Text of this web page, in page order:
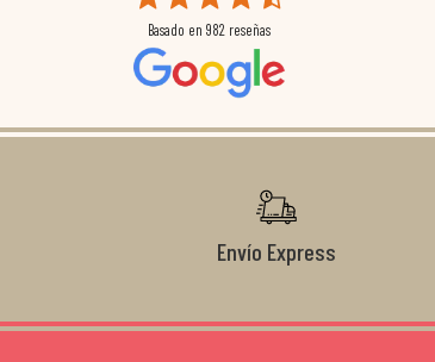
Basado en 982 reseñas
retraso en el pedido y desde el minuto uno se
preocuparon por ayudarnos en todo. Gracias a Sergio,
magnífico gestor... atento, amable, un servicio de 10.
Gracias de nuevo por todo!
Envío Express